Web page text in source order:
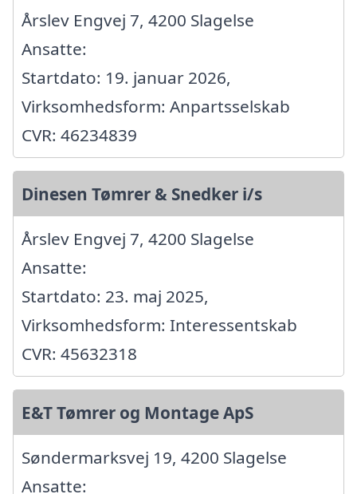
Årslev Engvej 7, 4200 Slagelse
Ansatte:
Startdato: 19. januar 2026,
Virksomhedsform: Anpartsselskab
CVR: 46234839
Dinesen Tømrer & Snedker i/s
Årslev Engvej 7, 4200 Slagelse
Ansatte:
Startdato: 23. maj 2025,
Virksomhedsform: Interessentskab
CVR: 45632318
E&T Tømrer og Montage ApS
Søndermarksvej 19, 4200 Slagelse
Ansatte: